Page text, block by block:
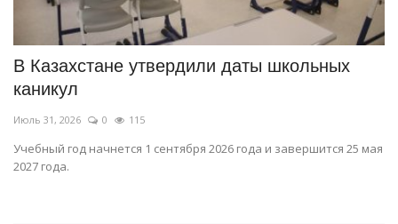
В Казахстане утвердили даты школьных
каникул
Июль 31, 2026 0 115
Учебный год начнется 1 сентября 2026 года и завершится 25 мая
2027 года.